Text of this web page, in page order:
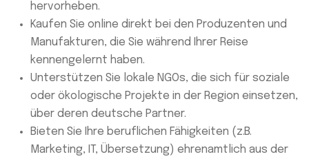
hervorheben.
Kaufen Sie online direkt bei den Produzenten und
Manufakturen, die Sie während Ihrer Reise
kennengelernt haben.
Unterstützen Sie lokale NGOs, die sich für soziale
oder ökologische Projekte in der Region einsetzen,
über deren deutsche Partner.
Bieten Sie Ihre beruflichen Fähigkeiten (z.B.
Marketing, IT, Übersetzung) ehrenamtlich aus der